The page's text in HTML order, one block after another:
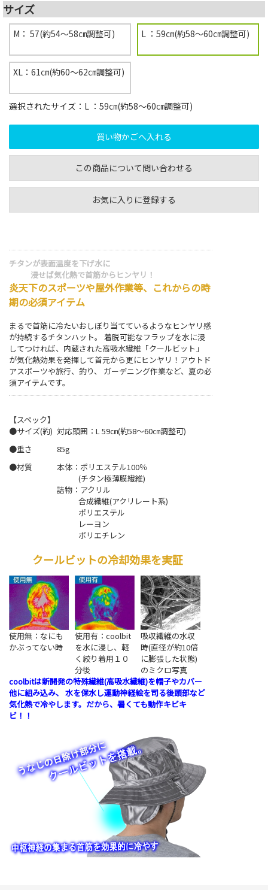
サイズ
M： 57(約54～58㎝調整可) L ：59㎝(約58～60㎝調整可)
XL：61㎝(約60～62㎝調整可)
選択されたサイズ：L ：59㎝(約58～60㎝調整可)
お気に入りに登録する
この商品について問い合わせる
チタンが表面温度を下げ水に
浸せば気化熱で首筋からヒンヤリ！
炎天下のスポーツや屋外作業等、これからの時
期の必須アイテム
まるで首筋に冷たいおしぼり当てているようなヒンヤリ感
が持続するチタンハット。 着脱可能なフラップを水に浸
してつければ、内蔵された高吸水繊維「クールビット」
が気化熱効果を発揮して首元から更にヒンヤリ！アウトド
アスポーツや旅行、釣り、 ガーデニング作業など、夏の必
須アイテムです。
【スペック】
●サイズ(約) 対応頭囲：L 59㎝(約58～60㎝調整可)
●重さ
85g
●材質
本体：ポリエステル100％
(チタン極薄膜繊維)
詰物：アクリル
合成繊維(アクリレート系)
ポリエステル
レーヨン
ポリエチレン
クールビットの冷却効果を実証
使用無：なにも
かぶってない時
使用有：coolbit
を水に浸し、軽
く絞り着用１０
分後
吸収繊維の水収
時(直径が約10倍
に膨張した状態)
のミクロ写真
coolbitは新開発の特殊繊維(高吸水繊維)を帽子やカバー
他に組み込み、 水を保水し運動神経絵を司る後頭部など
気化熱で冷やします。だから、暑くても動作キビキ
ビ！！